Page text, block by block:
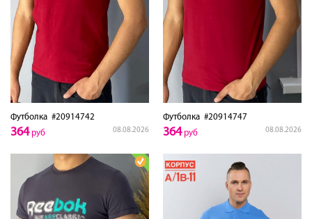
Футболка #20914742
08.08.2026
364руб
Футболка #20914747
08.08.2026
364руб